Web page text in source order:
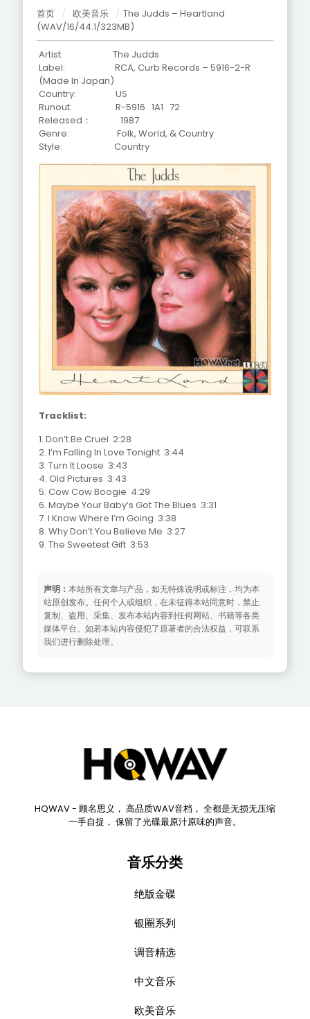
首页 / 欧美音乐 / The Judds – Heartland
(WAV/16/44.1/323MB)
Artist: The Judds
Label: RCA, Curb Records – 5916-2-R
(Made In Japan)
Country: US
Runout:R-5916 1A1 72
Released： 1987
Genre: Folk, World, & Country
Style: Country
Tracklist:
1. Don’t Be Cruel 2:28
2. I’m Falling In Love Tonight 3:44
3. Turn It Loose 3:43
4. Old Pictures 3:43
5. Cow Cow Boogie 4:29
6. Maybe Your Baby’s Got The Blues 3:31
7. I Know Where I’m Going 3:38
8. Why Don’t You Believe Me 3:27
9. The Sweetest Gift 3:53
声明： 本站所有文章与产品，如无特殊说明或标注，均为本
站原创发布。任何个人或组织，在未征得本站同意时，禁止
复制、盗用、采集、发布本站内容到任何网站、书籍等各类
媒体平台。如若本站内容侵犯了原著者的合法权益，可联系
我们进行删除处理。
HQWAV - 顾名思义， 高品质WAV音档， 全都是无损无压缩
一手自捉， 保留了光碟最原汁原味的声音。
音乐分类
绝版金碟
银圈系列
调音精选
中文音乐
欧美音乐